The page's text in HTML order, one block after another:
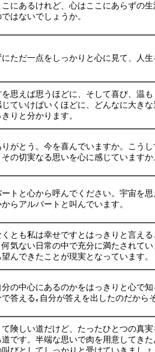
こにあるけれど、心はここにあらずの
はないでしょうか。
ただ一点をしっかりと心に見て、人
思えば思うほどに、そして喜び、温
じていけばいくほどに、どんなに大き
りと分かります。
がとう。今を喜んでいますか。こう
その切実なる思いを心に感じていますか
ートと心から呼んでください。宇宙を
らアルバートと叫んでいます。
とも私は幸せですとはっきりと言え
何気ない日常の中で充分に満たされて
んできたことが現実となっています。
の中心にあるのかをはっきりと心で
で答える｡自分が答えを出したのだから
て険しい道だけど、たったひとつの真
道です。半端な思いで肉を用意してき